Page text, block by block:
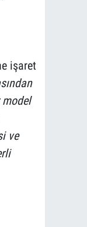
işaret
ve